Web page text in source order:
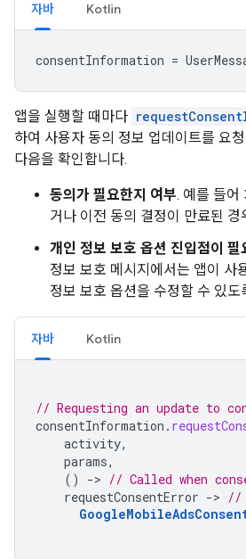
자바 Kotlin
consentInformation =
앱을 실행할 때마다
하여 사용자 동의 정보 업데이트를 요
다음을 확인합니다.
동의가 필요한지 여부. 예를 들어
거나 이전 동의 결정이 만료된 경
개인 정보 보호 옵션 진입점이 필
정보 보호 메시지에서는 앱이 사
정보 보호 옵션을 수정할 수 있도
자바 Kotlin
// Requesting an update to
consentInformation .
activity,
params,
()
-> // Called when
requestConsentError -> //